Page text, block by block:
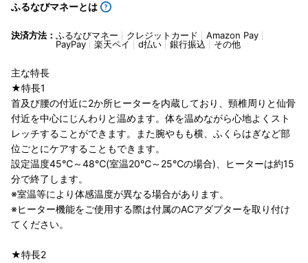
ふるなびマネーとは
決済方法： ふるなびマネー クレジットカード
Amazon Pay
PayPay
楽天ペイ d払い 銀行振込 その他
主な特長
★特長1
首及び腰の付近に2か所ヒーターを内蔵しており、頸椎周りと仙骨
付近を中心にじんわりと温めます。体を温めながら心地よくスト
レッチすることができます。また腕やもも横、ふくらはぎなど部
位ごとにケアすることもできます。
設定温度45℃～48℃(室温20℃～25℃の場合)、ヒーターは約15
分で終了します。
※室温等により体感温度が異なる場合があります。
※ヒーター機能をご使用する際は付属のACアダプターを取り付け
てください。
★特長2